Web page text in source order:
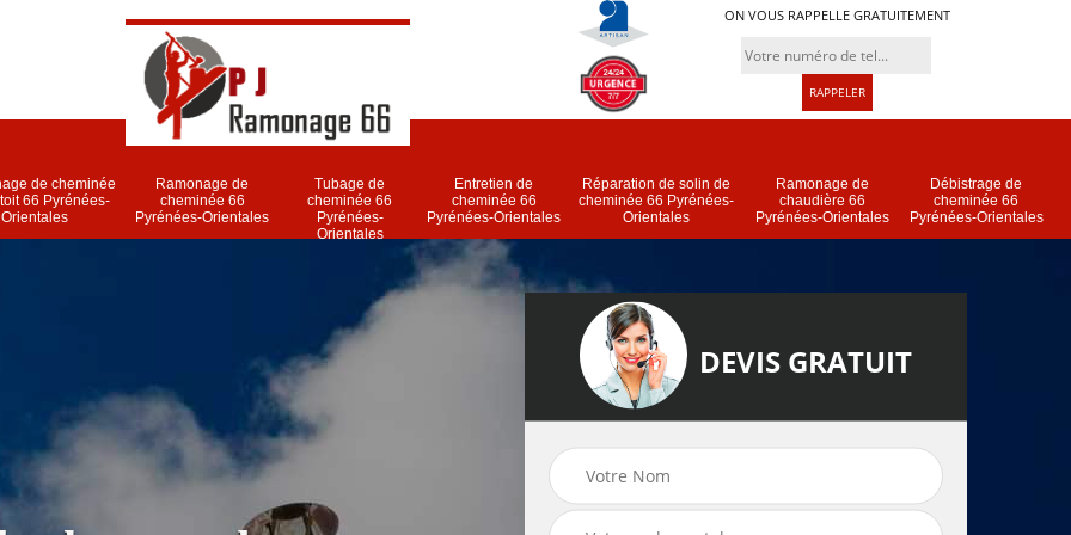
ON VOUS RAPPELLE GRATUITEMENT
de cheminée
66 Pyrénées-
Orientales
Ramonage de
cheminée 66
Pyrénées-Orientales
Tubage de
cheminée 66
Pyrénées-
Orientales
Entretien de
cheminée 66
Pyrénées-Orientales
Réparation de solin de
cheminée 66 Pyrénées-
Orientales
Ramonage de
chaudière 66
Pyrénées-Orientales
Débistrage de
cheminée 66
Pyrénées-Orientales
DEVIS GRATUIT